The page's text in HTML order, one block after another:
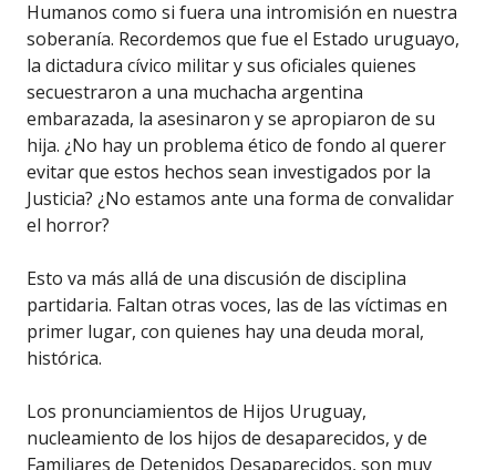
Humanos como si fuera una intromisión en nuestra
soberanía. Recordemos que fue el Estado uruguayo,
la dictadura cívico militar y sus oficiales quienes
secuestraron a una muchacha argentina
embarazada, la asesinaron y se apropiaron de su
hija. ¿No hay un problema ético de fondo al querer
evitar que estos hechos sean investigados por la
Justicia? ¿No estamos ante una forma de convalidar
el horror?
Esto va más allá de una discusión de disciplina
partidaria. Faltan otras voces, las de las víctimas en
primer lugar, con quienes hay una deuda moral,
histórica.
Los pronunciamientos de Hijos Uruguay,
nucleamiento de los hijos de desaparecidos, y de
Familiares de Detenidos Desaparecidos, son muy